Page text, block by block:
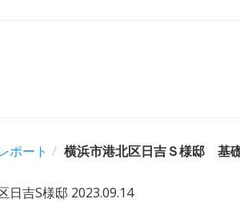
ポート 横浜市港北区日吉Ｓ様邸 基
日吉S様邸 2023.09.14